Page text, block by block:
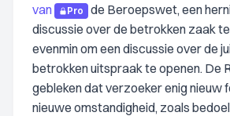
van
Pro
de Beroepswet, een
discussie over de betrokken zaak
evenmin om een discussie over de
betrokken uitspraak te openen. De
gebleken dat verzoeker enig nieuw
nieuwe omstandigheid, zoals